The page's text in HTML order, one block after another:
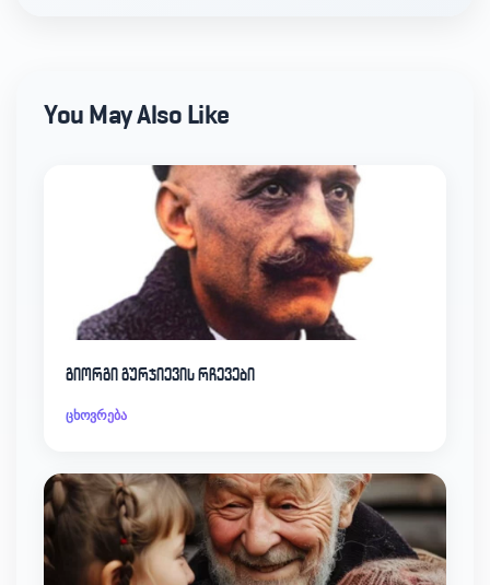
You May Also Like
გიორგი გურჯიევის რჩევები
ცხოვრება